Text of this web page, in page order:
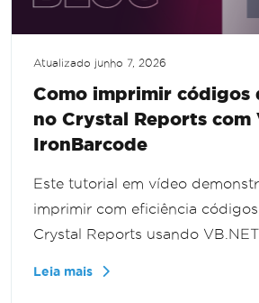
Atualizado junho 7, 2026
Como imprimir códigos
no Crystal Reports com
IronBarcode
Este tutorial em vídeo
imprimir com eficiência
Crystal Reports usando VB.NET
Leia mais